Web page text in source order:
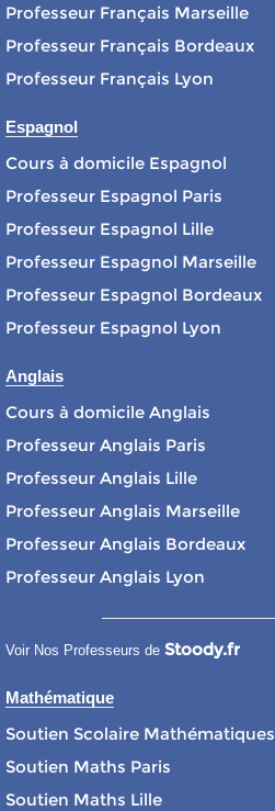
Professeur Français Marseille
Professeur Français Bordeaux
Professeur Français Lyon
Espagnol
Cours à domicile Espagnol
Professeur Espagnol Paris
Professeur Espagnol Lille
Professeur Espagnol Marseille
Professeur Espagnol Bordeaux
Professeur Espagnol Lyon
Anglais
Cours à domicile Anglais
Professeur Anglais Paris
Professeur Anglais Lille
Professeur Anglais Marseille
Professeur Anglais Bordeaux
Professeur Anglais Lyon
Voir Nos Professeurs de Stoody.fr
Mathématique
Soutien Scolaire Mathématiques
Soutien Maths Paris
Soutien Maths Lille